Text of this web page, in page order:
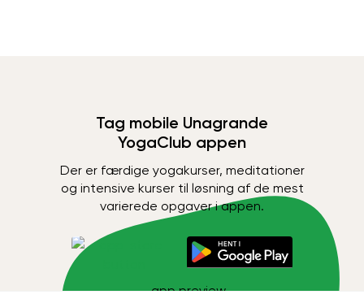
Tag mobile Unagrande
YogaClub appen
Der er færdige yogakurser, meditationer
og intensive kurser til løsning af de mest
varierede opgaver i appen.